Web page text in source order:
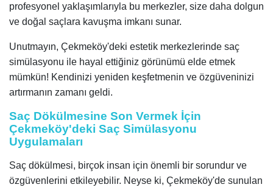
profesyonel yaklaşımlarıyla bu merkezler, size daha dolgun
ve doğal saçlara kavuşma imkanı sunar.
Unutmayın, Çekmeköy'deki estetik merkezlerinde saç
simülasyonu ile hayal ettiğiniz görünümü elde etmek
mümkün! Kendinizi yeniden keşfetmenin ve özgüveninizi
artırmanın zamanı geldi.
Saç Dökülmesine Son Vermek İçin
Çekmeköy'deki Saç Simülasyonu
Uygulamaları
Saç dökülmesi, birçok insan için önemli bir sorundur ve
özgüvenlerini etkileyebilir. Neyse ki, Çekmeköy'de sunulan